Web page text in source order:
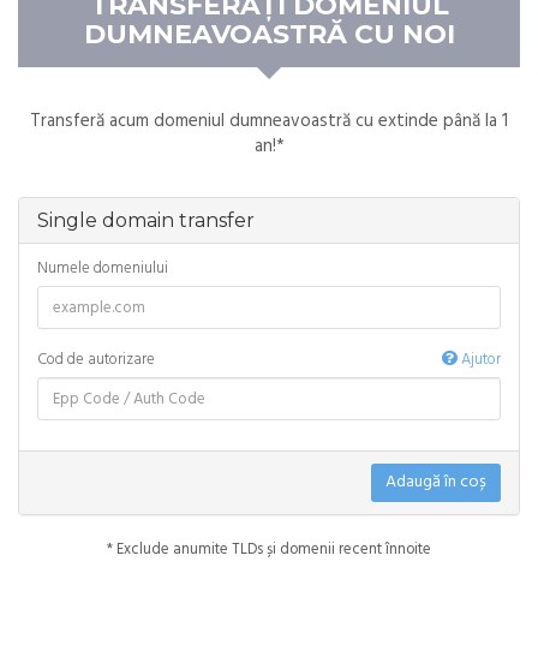
DUMNEAVOASTRĂ CU NOI
Transferă acum domeniul dumneavoastră cu extinde până la 1
an!*
Single domain transfer
Numele domeniului
Cod de autorizare Ajutor
Adaugă în coș
* Exclude anumite TLDs și domenii recent înnoite